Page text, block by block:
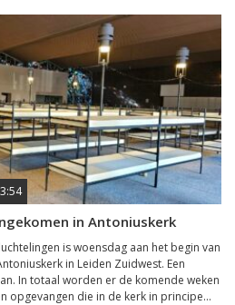
in Antoniuskerk
is woensdag aan het begin van
in Leiden Zuidwest. Een
In totaal worden er de komende weken
opgevangen die in de kerk in principe...